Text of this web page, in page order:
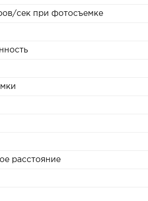
сек при фотосъемке
расстояние